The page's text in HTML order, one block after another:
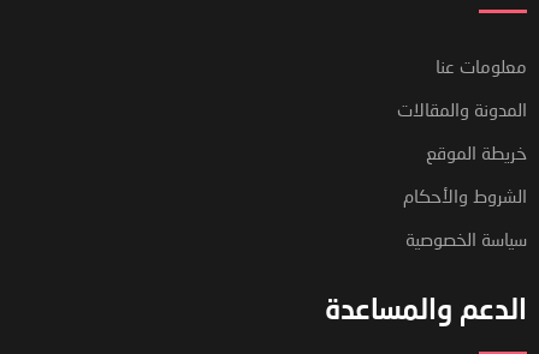
معلومات عنا
المدونة والمقالات
خريطة الموقع
الشروط والأحكام
سياسة الخصوصية
الدعم والمساعدة